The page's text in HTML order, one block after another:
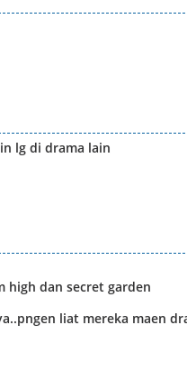
lg di drama lain
high dan secret garden
liat mereka maen